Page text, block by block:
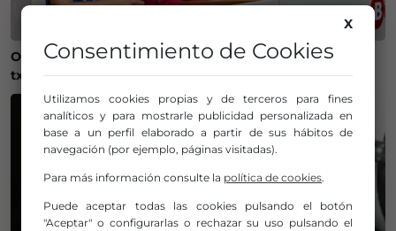
Onintza Enbeita y Ainhoa Urrejola, pregonera y
txupinera de Aste Nagusia 2026 en Bilbao
X
Consentimiento de Cookies
Utilizamos cookies propias y de terceros para fines
analíticos y para mostrarle publicidad personalizada en
base a un perfil elaborado a partir de sus hábitos de
navegación (por ejemplo, páginas visitadas).
Para más información consulte la política de cookies.
Puede aceptar todas las cookies pulsando el botón
"Aceptar" o configurarlas o rechazar su uso pulsando el